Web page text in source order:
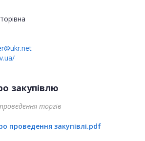
закупівлю
торгів
проведення закупівлі.pdf